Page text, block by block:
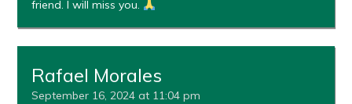
friend. I will miss you.
Rafael Morales
September 16, 2024 at 11:04 pm